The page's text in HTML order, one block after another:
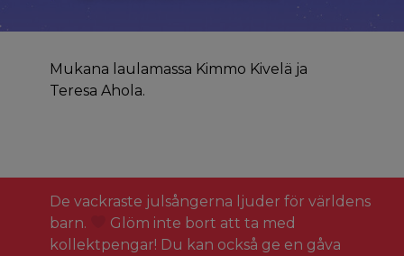
Mukana laulamassa Kimmo Kivelä ja
Teresa Ahola.
De vackraste julsångerna ljuder för världens
barn.
Glöm inte bort att ta med
kollektpengar! Du kan också ge en gåva